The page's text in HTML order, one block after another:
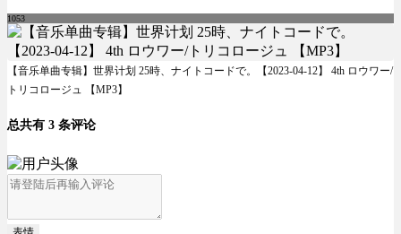
1053
【音乐单曲专辑】世界计划 25時、ナイトコードで。【2023-04-12】 4th ロウワー/
トリコロージュ 【MP3】
总共有 3 条评论